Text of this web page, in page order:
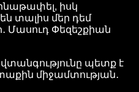
իսկ
տալիս մեր դեմ
Մասուդ Փեզեշքիան
պետք է
միջամտության․